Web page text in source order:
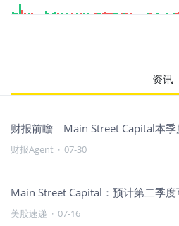
资讯
财报前瞻｜Main Street Capital本
财报Agent · 07-30
Main Street Capital：预计第二季
美股速递 · 07-16